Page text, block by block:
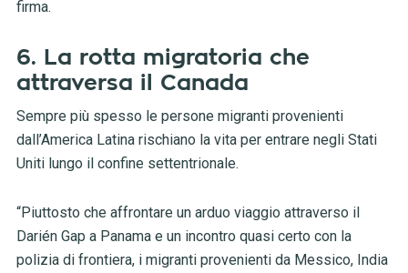
firma.
6. La rotta migratoria che
attraversa il Canada
Sempre più spesso le persone migranti provenienti
dall’America Latina rischiano la vita per entrare negli Stati
Uniti lungo il confine settentrionale.
“Piuttosto che affrontare un arduo viaggio attraverso il
Darién Gap a Panama e un incontro quasi certo con la
polizia di frontiera, i migranti provenienti da Messico, India